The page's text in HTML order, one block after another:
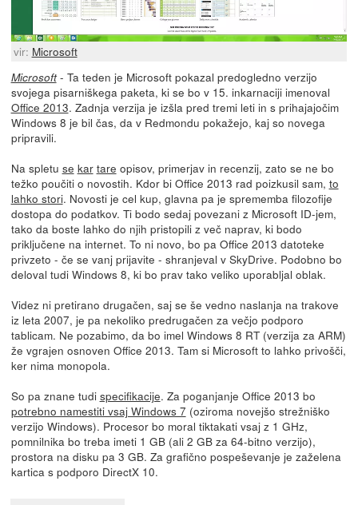
vir: Microsoft
Microsoft- Ta teden je Microsoft pokazal predogledno verzijo
svojega pisarniškega paketa, ki se bo v 15. inkarnaciji imenoval
Office 2013. Zadnja verzija je izšla pred tremi leti in s prihajajočim
Windows 8 je bil čas, da v Redmondu pokažejo, kaj so novega
pripravili.
Na spletu se kar tare opisov, primerjav in recenzij, zato se ne bo
težko poučiti o novostih. Kdor bi Office 2013 rad poizkusil sam, to
lahko stori. Novosti je cel kup, glavna pa je sprememba filozofije
dostopa do podatkov. Ti bodo sedaj povezani z Microsoft ID-jem,
tako da boste lahko do njih pristopili z več naprav, ki bodo
priključene na internet. To ni novo, bo pa Office 2013 datoteke
privzeto - če se vanj prijavite - shranjeval v SkyDrive. Podobno bo
deloval tudi Windows 8, ki bo prav tako veliko uporabljal oblak.
Videz ni pretirano drugačen, saj se še vedno naslanja na trakove
iz leta 2007, je pa nekoliko predrugačen za večjo podporo
tablicam. Ne pozabimo, da bo imel Windows 8 RT (verzija za ARM)
že vgrajen osnoven Office 2013. Tam si Microsoft to lahko privošči,
ker nima monopola.
So pa znane tudi specifikacije. Za poganjanje Office 2013 bo
potrebno namestiti vsaj Windows 7 (oziroma novejšo strežniško
verzijo Windows). Procesor bo moral tiktakati vsaj z 1 GHz,
pomnilnika bo treba imeti 1 GB (ali 2 GB za 64-bitno verzijo),
prostora na disku pa 3 GB. Za grafično pospeševanje je zaželena
kartica s podporo DirectX 10.